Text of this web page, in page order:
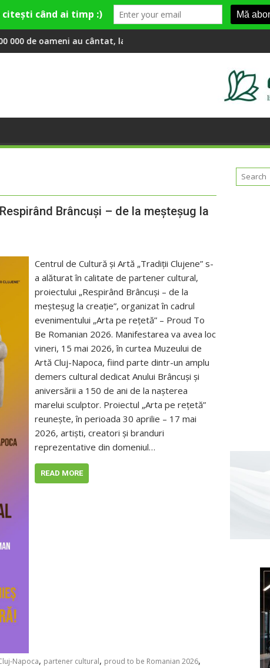
și comercianți români parteneri, în premieră la Fashion Village
la Untold, împreună cu StingRIVUS transformă fosta platformă
Brâncuși – de la meșteșug la
Centrul de Cultură și Artă „Tradiții Clujene” s-
a alăturat în calitate de partener cultural,
proiectului „Respirând Brâncuși – de la
meșteșug la creație”, organizat în cadrul
evenimentului „Arta pe rețetă” – Proud To
Be Romanian 2026. Manifestarea va avea loc
vineri, 15 mai 2026, în curtea Muzeului de
Artă Cluj-Napoca, fiind parte dintr-un amplu
demers cultural dedicat Anului Brâncuși și
aniversării a 150 de ani de la nașterea
marelui sculptor. Proiectul „Arta pe rețetă”
reunește, în perioada 30 aprilie – 17 mai
2026, artiști, creatori și branduri
reprezentative din domeniul…
READ MORE
Napoca, partener cultural, proud to be Romanian 2026,